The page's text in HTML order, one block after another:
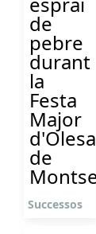
de
pebre
durant
la
Festa
Major
d'Olesa
de
Successos